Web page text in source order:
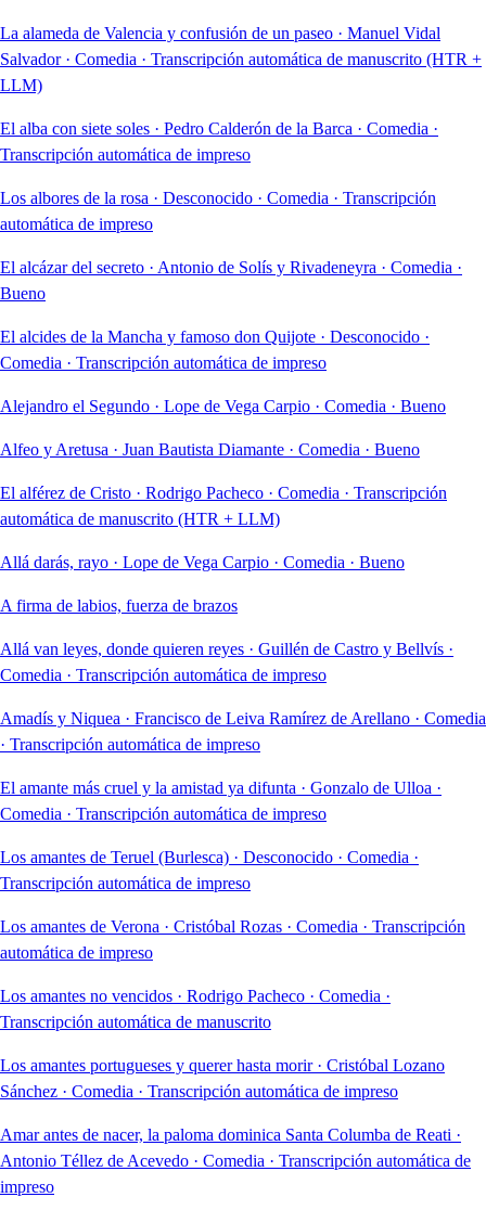
La alameda de Valencia y confusión de un paseo · Manuel Vidal
Salvador · Comedia · Transcripción automática de manuscrito (HTR +
LLM)
El alba con siete soles · Pedro Calderón de la Barca · Comedia ·
Transcripción automática de impreso
Los albores de la rosa · Desconocido · Comedia · Transcripción
automática de impreso
El alcázar del secreto · Antonio de Solís y Rivadeneyra · Comedia ·
Bueno
El alcides de la Mancha y famoso don Quijote · Desconocido ·
Comedia · Transcripción automática de impreso
Alejandro el Segundo · Lope de Vega Carpio · Comedia · Bueno
Alfeo y Aretusa · Juan Bautista Diamante · Comedia · Bueno
El alférez de Cristo · Rodrigo Pacheco · Comedia · Transcripción
automática de manuscrito (HTR + LLM)
Allá darás, rayo · Lope de Vega Carpio · Comedia · Bueno
A firma de labios, fuerza de brazos
Allá van leyes, donde quieren reyes · Guillén de Castro y Bellvís ·
Comedia · Transcripción automática de impreso
Amadís y Niquea · Francisco de Leiva Ramírez de Arellano · Comedia
· Transcripción automática de impreso
El amante más cruel y la amistad ya difunta · Gonzalo de Ulloa ·
Comedia · Transcripción automática de impreso
Los amantes de Teruel (Burlesca) · Desconocido · Comedia ·
Transcripción automática de impreso
Los amantes de Verona · Cristóbal Rozas · Comedia · Transcripción
automática de impreso
Los amantes no vencidos · Rodrigo Pacheco · Comedia ·
Transcripción automática de manuscrito
Los amantes portugueses y querer hasta morir · Cristóbal Lozano
Sánchez · Comedia · Transcripción automática de impreso
Amar antes de nacer, la paloma dominica Santa Columba de Reati ·
Antonio Téllez de Acevedo · Comedia · Transcripción automática de
impreso